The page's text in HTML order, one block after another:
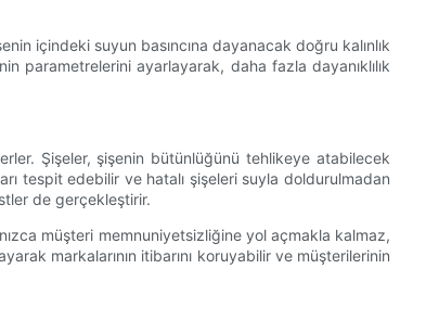
içindeki suyun basıncına dayanacak doğru kalınlık
parametrelerini ayarlayarak, daha fazla dayanıklılık
Şişeler, şişenin bütünlüğünü tehlikeye atabilecek
tespit edebilir ve hatalı şişeleri suyla doldurulmadan
de gerçekleştirir.
müşteri memnuniyetsizliğine yol açmakla kalmaz,
markalarının itibarını koruyabilir ve müşterilerinin